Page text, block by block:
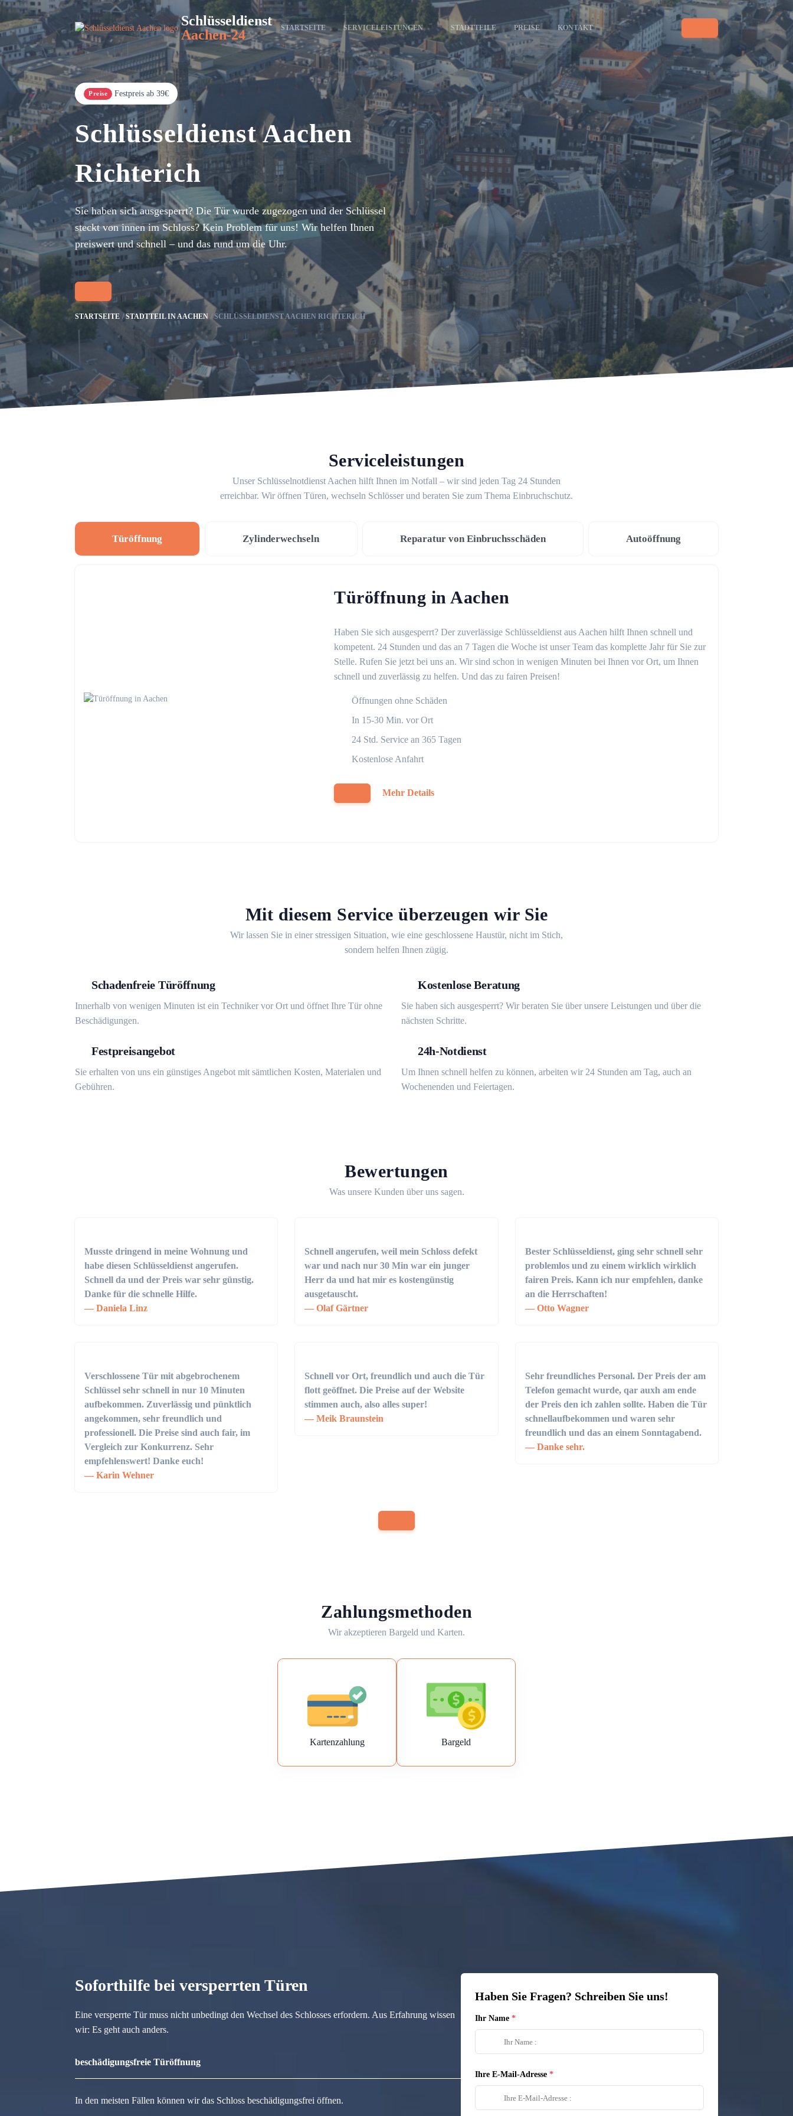
Schlüsseldienst
Aachen-24
STARTSEITE SERVICELEISTUNGEN STADTTEILE PREISE KONTAKT
Preise Festpreis ab 39€
Schlüsseldienst Aachen
Richterich
Sie haben sich ausgesperrt? Die Tür wurde zugezogen und der Schlüssel
steckt von innen im Schloss? Kein Problem für uns! Wir helfen Ihnen
preiswert und schnell – und das rund um die Uhr.
STARTSEITE STADTTEIL IN AACHEN SCHLÜSSELDIENST AACHEN RICHTERICH
Serviceleistungen
Unser Schlüsselnotdienst Aachen hilft Ihnen im Notfall – wir sind jeden Tag 24 Stunden
erreichbar. Wir öffnen Türen, wechseln Schlösser und beraten Sie zum Thema Einbruchschutz.
Türöffnung Zylinderwechseln Reparatur von Einbruchsschäden Autoöffnung
Türöffnung in Aachen
Haben Sie sich ausgesperrt? Der zuverlässige Schlüsseldienst aus Aachen hilft Ihnen schnell und
kompetent. 24 Stunden und das an 7 Tagen die Woche ist unser Team das komplette Jahr für Sie zur
Stelle. Rufen Sie jetzt bei uns an. Wir sind schon in wenigen Minuten bei Ihnen vor Ort, um Ihnen
schnell und zuverlässig zu helfen. Und das zu fairen Preisen!
Öffnungen ohne Schäden
In 15-30 Min. vor Ort
24 Std. Service an 365 Tagen
Kostenlose Anfahrt
Mehr Details
Mit diesem Service überzeugen wir Sie
Wir lassen Sie in einer stressigen Situation, wie eine geschlossene Haustür, nicht im Stich,
sondern helfen Ihnen zügig.
Schadenfreie Türöffnung
Innerhalb von wenigen Minuten ist ein Techniker vor Ort und öffnet Ihre Tür ohne
Beschädigungen.
Kostenlose Beratung
Sie haben sich ausgesperrt? Wir beraten Sie über unsere Leistungen und über die
nächsten Schritte.
Festpreisangebot
Sie erhalten von uns ein günstiges Angebot mit sämtlichen Kosten, Materialen und
Gebühren.
24h-Notdienst
Um Ihnen schnell helfen zu können, arbeiten wir 24 Stunden am Tag, auch an
Wochenenden und Feiertagen.
Bewertungen
Was unsere Kunden über uns sagen.
Musste dringend in meine Wohnung und
habe diesen Schlüsseldienst angerufen.
Schnell da und der Preis war sehr günstig.
Danke für die schnelle Hilfe.
Daniela Linz
Schnell angerufen, weil mein Schloss defekt
war und nach nur 30 Min war ein junger
Herr da und hat mir es kostengünstig
ausgetauscht.
Olaf Gärtner
Bester Schlüsseldienst, ging sehr schnell sehr
problemlos und zu einem wirklich wirklich
fairen Preis. Kann ich nur empfehlen, danke
an die Herrschaften!
Otto Wagner
Verschlossene Tür mit abgebrochenem
Schlüssel sehr schnell in nur 10 Minuten
aufbekommen. Zuverlässig und pünktlich
angekommen, sehr freundlich und
professionell. Die Preise sind auch fair, im
Vergleich zur Konkurrenz. Sehr
empfehlenswert! Danke euch!
Karin Wehner
Schnell vor Ort, freundlich und auch die Tür
flott geöffnet. Die Preise auf der Website
stimmen auch, also alles super!
Meik Braunstein
Sehr freundliches Personal. Der Preis der am
Telefon gemacht wurde, qar auxh am ende
der Preis den ich zahlen sollte. Haben die Tür
schnellaufbekommen und waren sehr
freundlich und das an einem Sonntagabend.
Danke sehr.
Zahlungsmethoden
Wir akzeptieren Bargeld und Karten.
Kartenzahlung Bargeld
Soforthilfe bei versperrten Türen
Eine versperrte Tür muss nicht unbedingt den Wechsel des Schlosses erfordern. Aus Erfahrung wissen
wir: Es geht auch anders.
beschädigungsfreie Türöffnung
In den meisten Fällen können wir das Schloss beschädigungsfrei öffnen.
Haben Sie Fragen? Schreiben Sie uns!
Ihr Name
Ihre E-Mail-Adresse